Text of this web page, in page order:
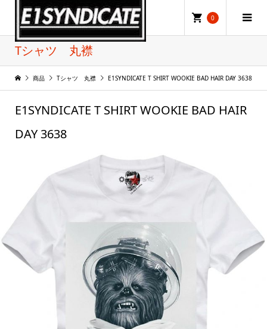
0
Tシャツ 丸襟
商品 Tシャツ 丸襟 E1SYNDICATE T SHIRT WOOKIE BAD HAIR DAY 3638
E1SYNDICATE T SHIRT WOOKIE BAD HAIR
DAY 3638